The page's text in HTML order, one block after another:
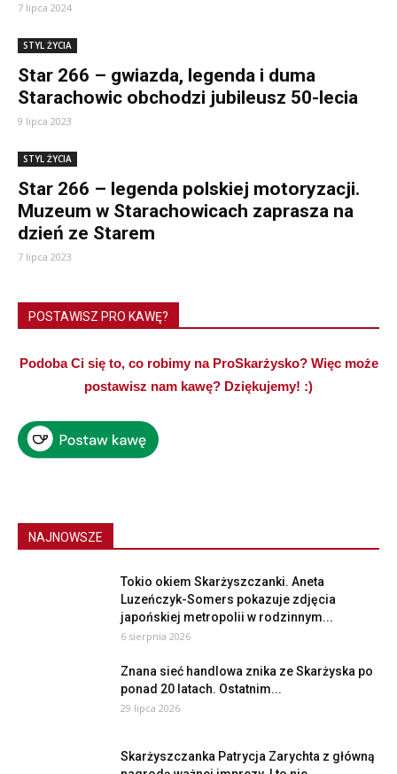
7 lipca 2024
STYL ŻYCIA
Star 266 – gwiazda, legenda i duma
Starachowic obchodzi jubileusz 50-lecia
9 lipca 2023
STYL ŻYCIA
Star 266 – legenda polskiej motoryzacji.
Muzeum w Starachowicach zaprasza na
dzień ze Starem
7 lipca 2023
POSTAWISZ PRO KAWĘ?
Podoba Ci się to, co robimy na ProSkarżysko? Więc może
postawisz nam kawę? Dziękujemy! :)
NAJNOWSZE
Tokio okiem Skarżyszczanki. Aneta
Luzeńczyk-Somers pokazuje zdjęcia
japońskiej metropolii w rodzinnym...
6 sierpnia 2026
Znana sieć handlowa znika ze Skarżyska po
ponad 20 latach. Ostatnim...
29 lipca 2026
Skarżyszczanka Patrycja Zarychta z główną